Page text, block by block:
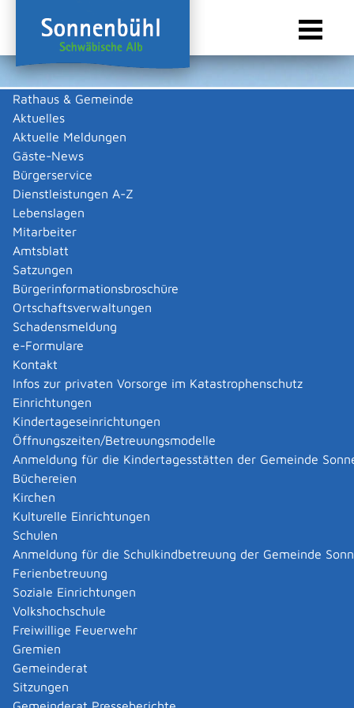
Rathaus & Gemeinde
Aktuelles
Aktuelle Meldungen
Gäste-News
Bürgerservice
Dienstleistungen A-Z
Lebenslagen
Mitarbeiter
Amtsblatt
Satzungen
Bürgerinformationsbroschüre
Ortschaftsverwaltungen
Schadensmeldung
e-Formulare
Kontakt
Infos zur privaten Vorsorge im Katastrophenschutz
Einrichtungen
Kindertageseinrichtungen
Öffnungszeiten/Betreuungsmodelle
Anmeldung für die Kindertagesstätten der Gemeinde
Büchereien
Kirchen
Kulturelle Einrichtungen
Schulen
Anmeldung für die Schulkindbetreuung der Gemeinde
Ferienbetreuung
Soziale Einrichtungen
Volkshochschule
Freiwillige Feuerwehr
Gremien
Gemeinderat
Sitzungen
Sie sind hier:
Gewerbeliste
Reiff Sicherheitstechnik GbR
Peter Reiff
Zurück
||